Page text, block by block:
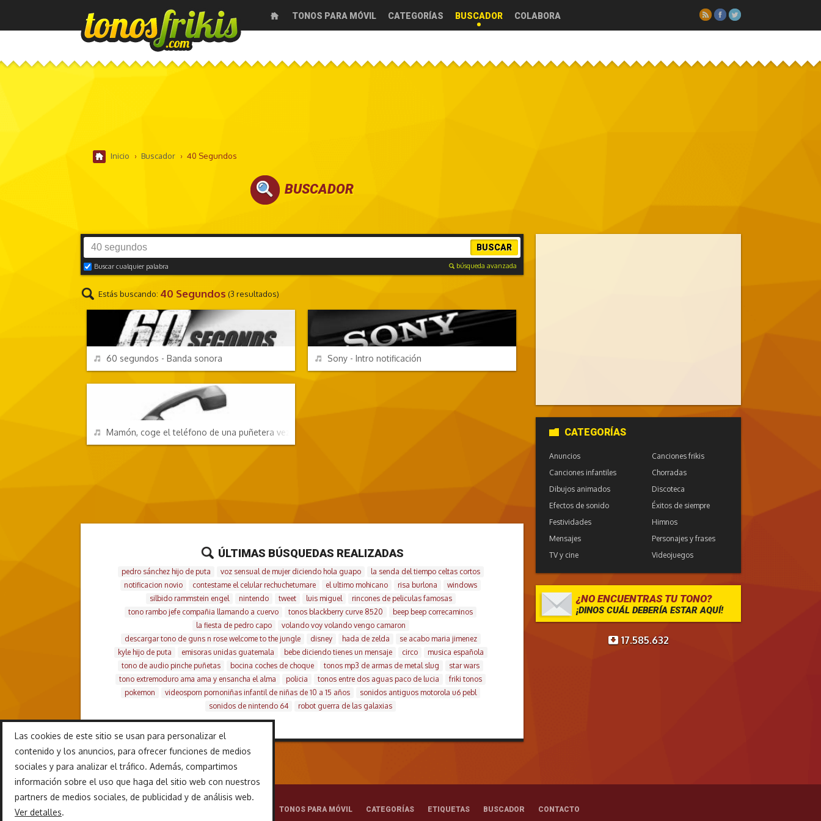
TONOS PARA MÓVIL CATEGORÍAS BUSCADOR COLABORA
Inicio › Buscador › 40 Segundos
BUSCADOR
BUSCAR
Buscar cualquier palabra búsqueda avanzada
Estás buscando: 40 Segundos (3 resultados)
REPRODUCIR
60 segundos - Banda sonora REPRODUCIR
Sony - Intro notificación
CHORRADAS
REPRODUCIR
Mamón, coge el teléfono de una puñetera vez...
ÚLTIMAS BÚSQUEDAS REALIZADAS
pedro sánchez hijo de puta voz sensual de mujer diciendo hola guapo
la senda del tiempo celtas cortos
notificacion novio
contestame el celular rechuchetumare el ultimo mohicano risa burlona
windows
silbido rammstein engel
nintendo tweet luis miguel
rincones de peliculas famosas
tono rambo jefe compañia llamando a cuervo
tonos blackberry curve 8520
beep beep correcaminos
la fiesta de pedro capo
volando voy volando vengo camaron
descargar tono de guns n rose welcome to the jungle
disney hada de zelda
se acabo maria jimenez
kyle hijo de puta
emisoras unidas guatemala bebe diciendo tienes un mensaje circo
musica española
tono de audio pinche puñetas
bocina coches de choque tonos mp3 de armas de metal slug
star wars
tono extremoduro ama ama y ensancha el alma
policia tonos entre dos aguas paco de lucia
friki tonos
pokemon
videosporn pornoniñas infantil de niñas de 10 a 15 años
sonidos antiguos motorola u6 pebl
sonidos de nintendo 64
robot guerra de las galaxias
CATEGORÍAS
Anuncios
Canciones frikis
Canciones infantiles
Chorradas
Dibujos animados
Discoteca
Efectos de sonido
Éxitos de siempre
Festividades
Himnos
Mensajes
Personajes y frases
TV y cine
Videojuegos
¿NO ENCUENTRAS TU TONO?
¡DINOS CUÁL DEBERÍA ESTAR AQUÍ!
17.585.632
TONOS PARA MÓVIL CATEGORÍAS ETIQUETAS BUSCADOR CONTACTO
Las cookies de este sitio se usan para personalizar el
contenido y los anuncios, para ofrecer funciones de medios
sociales y para analizar el tráfico. Además, compartimos
información sobre el uso que haga del sitio web con nuestros
partners de medios sociales, de publicidad y de análisis web.
Ver detalles.